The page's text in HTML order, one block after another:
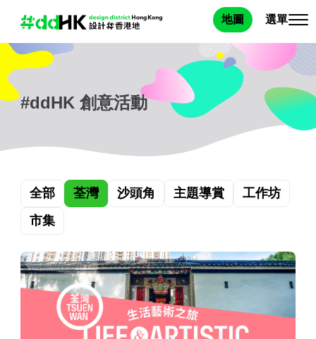
地圖 選單
#ddHK 創意活動
全部 荃灣 沙頭角 主題導賞
工作坊
市集